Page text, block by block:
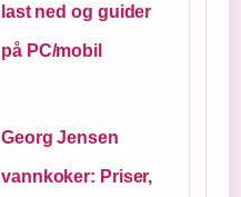
last ned og guider
på PC/mobil
Georg Jensen
vannkoker: Priser,